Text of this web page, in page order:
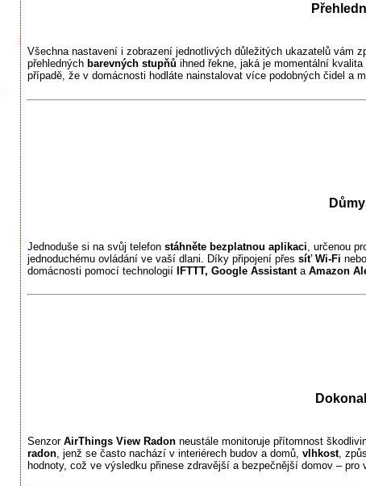
Všechna nastavení i zobrazení jednotlivých důležitých ukazatelů vám
přehledných barevných stupňů ihned řekne, jaká je momentální
případě, že v domácnosti hodláte nainstalovat více podobných čidel a
Jednoduše si na svůj telefon stáhněte bezplatnou aplikaci , určenou
jednoduchému ovládání ve vaší dlani. Díky připojení přes síť Wi-Fi
domácnosti pomocí technologií IFTTT, Google Assistant a Amazon
Senzor AirThings View Radon neustále monitoruje přítomnost
radon , jenž se často nachází v interiérech budov a domů, vlhkost,
hodnoty, což ve výsledku přinese zdravější a bezpečnější domov – pro